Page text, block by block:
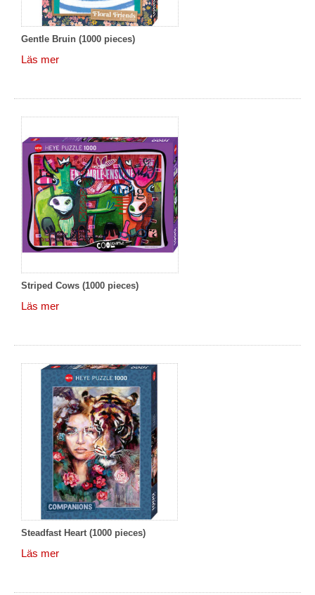
Gentle Bruin (1000 pieces)
Läs mer
Striped Cows (1000 pieces)
Läs mer
Steadfast Heart (1000 pieces)
Läs mer